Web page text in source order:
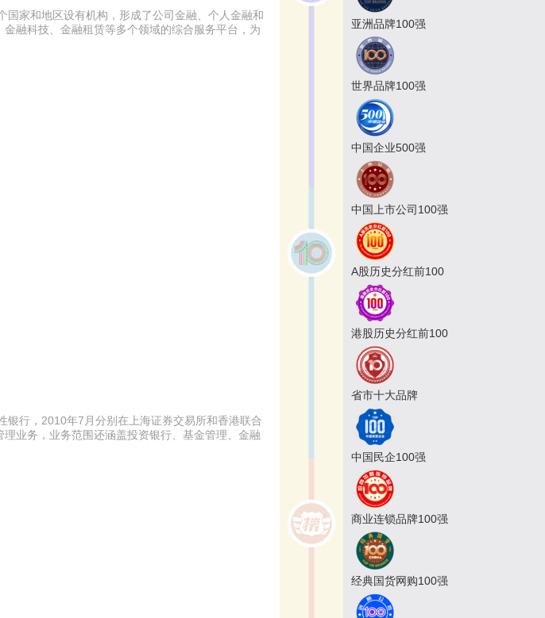
家和地区设有机构，形成了公司金融、个人金融和
融科技、金融租赁等多个领域的综合服务平台，为
行，2010年7月分别在上海证券交易所和香港联合
业务，业务范围还涵盖投资银行、基金管理、金融
亚洲品牌100强
世界品牌100强
中国企业500强
中国上市公司100强
A股历史分红前100
港股历史分红前100
省市十大品牌
中国民企100强
商业连锁品牌100强
经典国货网购100强